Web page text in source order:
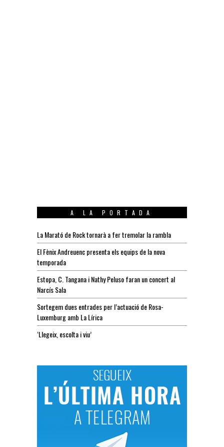
A LA PORTADA
La Marató de Rock tornarà a fer tremolar la rambla
El Fènix Andreuenc presenta els equips de la nova
temporada
Estopa, C. Tangana i Nathy Peluso faran un concert al
Narcís Sala
Sortegem dues entrades per l’actuació de Rosa-
Luxemburg amb La Lírica
‘Llegeix, escolta i viu’